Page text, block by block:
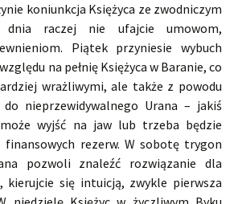
koniunkcja Księżyca ze zwodniczym
dnia raczej nie ufajcie umowom,
Piątek przyniesie wybuch
na pełnię Księżyca w Baranie, co
wrażliwymi, ale także z powodu
do nieprzewidywalnego Urana – jakiś
wyjść na jaw lub trzeba będzie
rezerw. W sobotę trygon
pozwoli znaleźć rozwiązanie dla
kierujcie się intuicją, zwykle pierwsza